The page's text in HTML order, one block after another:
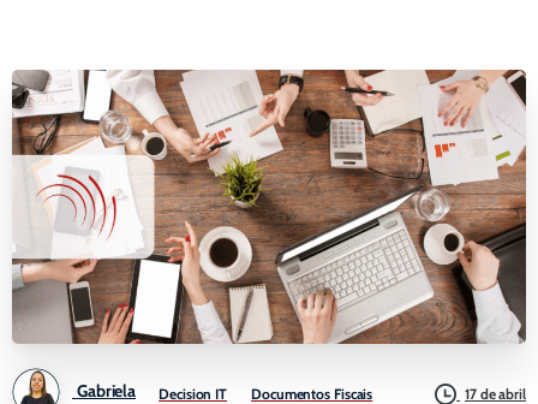
Gabriela
Decision IT
Documentos Fiscais
17 de abril